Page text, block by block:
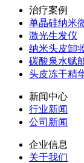
治疗案例
单晶硅纳米
激光生发仪
纳米头皮卸
碳酸泉水赋
头皮冻干精
新闻中心
行业新闻
公司新闻
企业信息
关于我们